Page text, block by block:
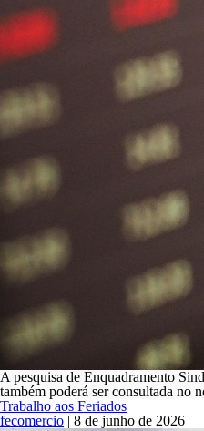
A pesquisa de Enquadramento
também poderá ser consultada no
Trabalho aos Feriados
fecomercio | 8 de junho de 2026